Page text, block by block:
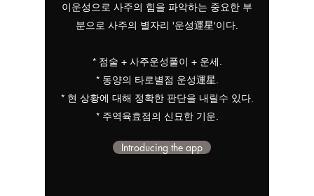
이운성으로 사주의 힘을 파악하는 중요한 부
분으로 사주의 별자리 '운성運星'이다.
* 점술 + 사주운성풀이 + 운세.
* 동양의 타로별점 운성運星.
* 현 상황에 대해 정확한 판단을 내릴수 있다.
* 주역육효점의 신묘한 기운.
Introducing the app